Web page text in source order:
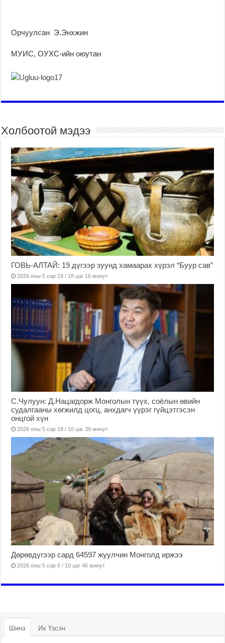
Орчуулсан Э.Энхжин
МУИС, ОУХС-ийн оюутан
Холбоотой мэдээ
ГОВЬ-АЛТАЙ: 19 дүгээр зуунд хамаарах хүрэл “Буур сав”
2026 оны 5 сар 19 / 18 цаг 16 минут
С.Чулуун: Д.Нацагдорж Монголын түүх, соёлын өвийн
судалгааны хөгжилд цогц, анхдагч үүрэг гүйцэтгэсэн
онцгой хүн
2026 оны 5 сар 18 / 10 цаг 38 минут
Дөрөвдүгээр сард 64597 жуулчин Монголд иржээ
2026 оны 5 сар 6 / 10 цаг 46 минут
Шинэ Их Үзсэн